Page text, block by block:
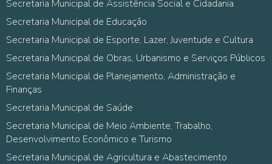
Secretaria Municipal de Assistência Social e Cidadania
Secretaria Municipal de Educação
Secretaria Municipal de Esporte, Lazer, Juventude e Cultura
Secretaria Municipal de Obras, Urbanismo e Serviços Públicos
Secretaria Municipal de Planejamento, Administração e
Finanças
Secretaria Municipal de Saúde
Secretaria Municipal de Meio Ambiente, Trabalho,
Desenvolvimento Econômico e Turismo
Secretaria Municipal de Agricultura e Abastecimento